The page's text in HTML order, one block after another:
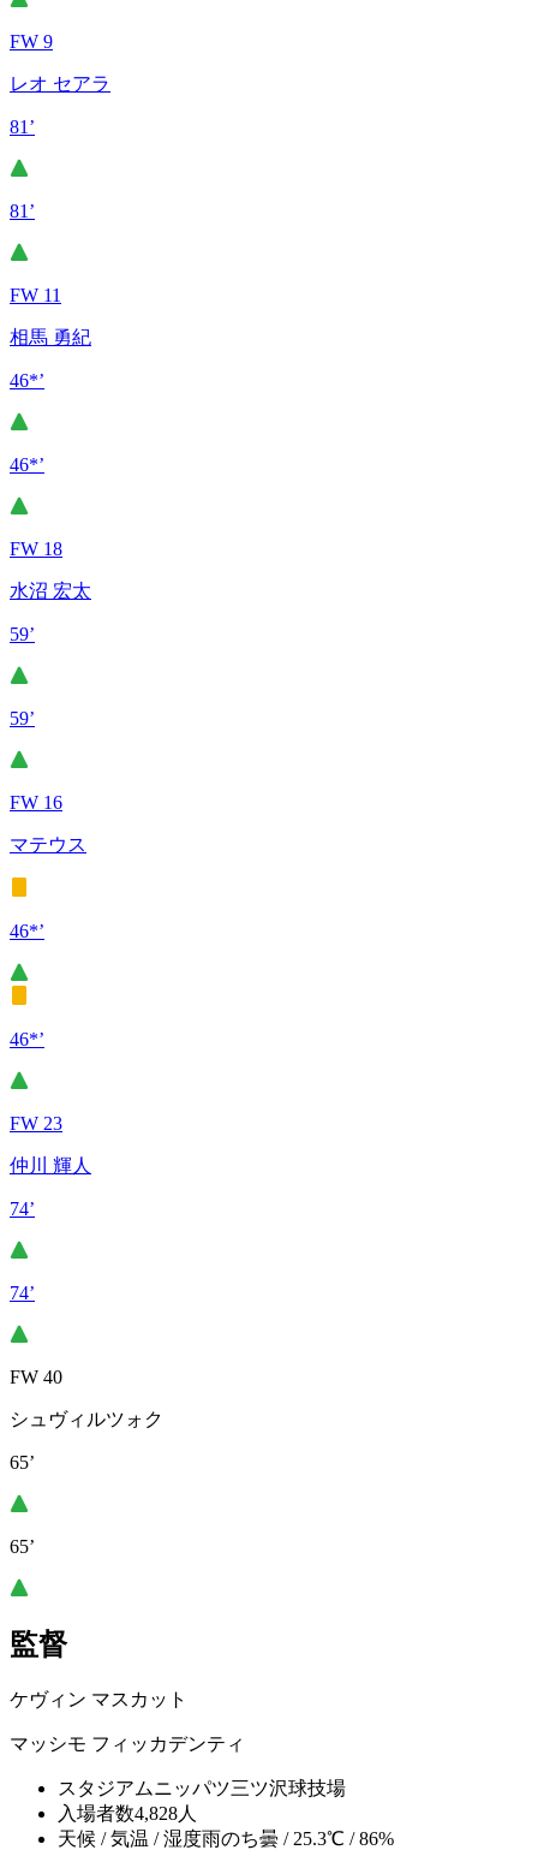
FW 9
レオ セアラ
81’
81’
FW 11
相馬 勇紀
46*’
46*’
FW 18
水沼 宏太
59’
59’
FW 16
マテウス
46*’
46*’
FW 23
仲川 輝人
74’
74’
FW 40
シュヴィルツォク
65’
65’
監督
ケヴィン マスカット
マッシモ フィッカデンティ
スタジアムニッパツ三ツ沢球技場
入場者数4,828人
天候 / 気温 / 湿度雨のち曇 / 25.3℃ / 86%